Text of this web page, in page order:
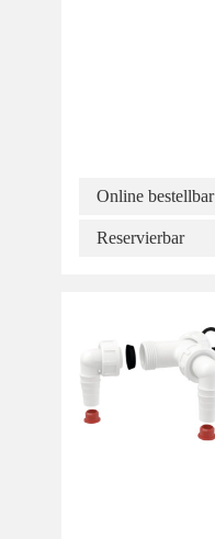
Online bestellbar
Reservierbar